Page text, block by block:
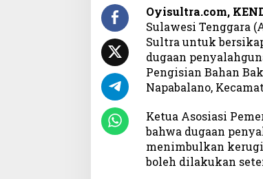
a
u
s
D
u
g
a
n
P
e
Oyisultra.com,
Sulawesi Tenggara
Sultra untuk
dugaan
Pengisian Bahan
Napabalano,
Ketua Asosiasi
bahwa dugaan
menimbulkan
boleh dilakukan